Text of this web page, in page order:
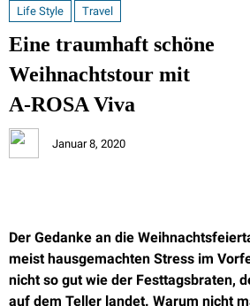
Life Style Travel
Eine traumhaft schöne
Weihnachtstour mit
A-ROSA Viva
Januar 8, 2020
Der Gedanke an die
meist hausgemachten Stress im
nicht so gut wie der Festtagsbraten,
auf dem Teller landet. Warum nicht